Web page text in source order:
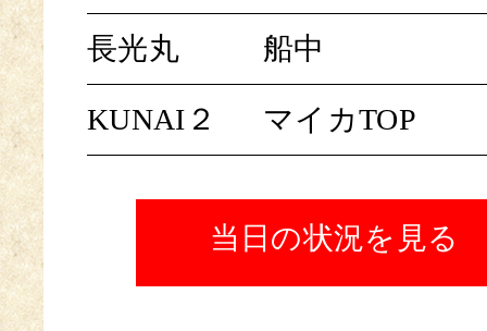
長光丸 船中
KUNAI２ マイカTOP
当日の状況を見る